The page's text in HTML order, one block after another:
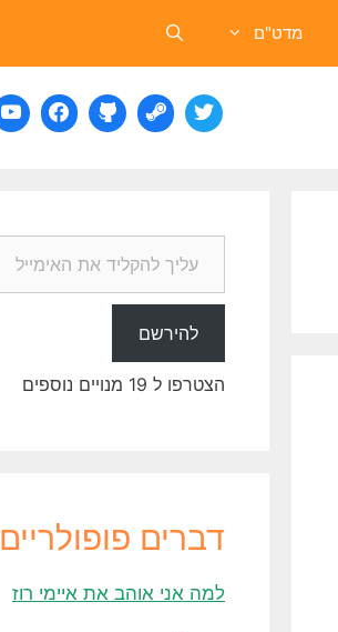
מדט"ם
עליך להקליד את האימייל שלך…
להירשם
הצטרפו ל 19 מנויים נוספים
דברים פופולריים
למה אני אוהב את איימי רוז